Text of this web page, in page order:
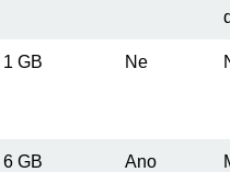
1 GB Ne
6 GB
Ano